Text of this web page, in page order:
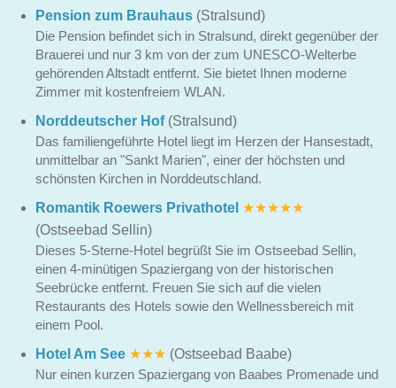
Pension zum Brauhaus (Stralsund)
Die Pension befindet sich in Stralsund, direkt gegenüber der
Brauerei und nur 3 km von der zum UNESCO-Welterbe
gehörenden Altstadt entfernt. Sie bietet Ihnen moderne
Zimmer mit kostenfreiem WLAN.
Norddeutscher Hof (Stralsund)
Das familiengeführte Hotel liegt im Herzen der Hansestadt,
unmittelbar an "Sankt Marien", einer der höchsten und
schönsten Kirchen in Norddeutschland.
Romantik Roewers Privathotel ★★★★★
(Ostseebad Sellin)
Dieses 5-Sterne-Hotel begrüßt Sie im Ostseebad Sellin,
einen 4-minütigen Spaziergang von der historischen
Seebrücke entfernt. Freuen Sie sich auf die vielen
Restaurants des Hotels sowie den Wellnessbereich mit
einem Pool.
Hotel Am See ★★★ (Ostseebad Baabe)
Nur einen kurzen Spaziergang von Baabes Promenade und